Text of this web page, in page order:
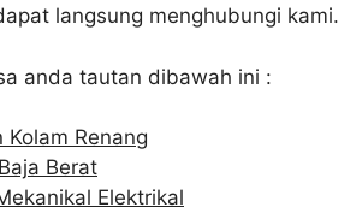
langsung menghubungi kami.
anda tautan dibawah ini :
Renang
Berat
Elektrikal